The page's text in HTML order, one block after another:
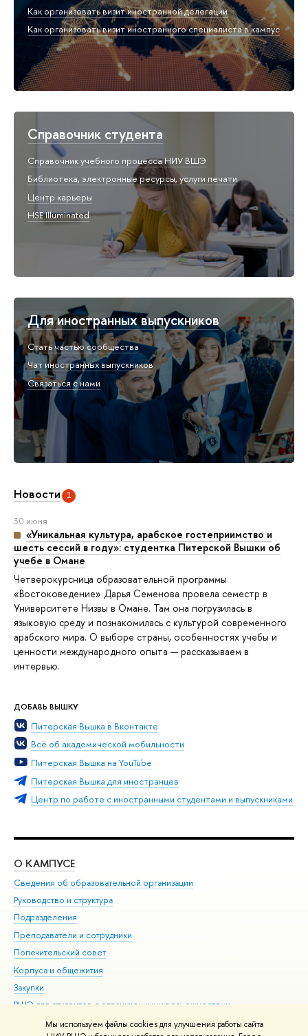
Мы используем файлы cookies для улучшения работы сайта
Новости 1
30 июня
«Уникальная культура, арабское гостеприимство и
шесть сессий в году»: студентка Питерской Вышки об
учебе в Омане
Четверокурсница образовательной программы
«Востоковедение» Дарья Семенова провела семестр в
Университете Низвы в Омане. Там она погрузилась в
языковую среду и познакомилась с культурой современного
арабского мира. О выборе страны, особенностях учебы и
ценности международного опыта — рассказываем в
интервью.
ДОБАВЬ ВЫШКУ
Питерская Вышка в Вконтакте
Всё об академической мобильности
Питерская Вышка на YouTube
Питерская Вышка для иностранцев
Центр по работе с иностранными студентами и выпускниками
Как организовать визит иностранной делегации
Как организовать визит иностранного специалиста в кампус
Справочник студента
Справочник учебного процесса НИУ ВШЭ
Библиотека, электронные ресурсы, услуги печати
Центр карьеры
HSE Illuminated
Для иностранных выпускников
Стать частью сообщества
Чат иностранных выпускников
Связаться с нами
О КАМПУСЕ
Сведения об образовательной организации
Руководство и структура
Подразделения
Преподаватели и сотрудники
Попечительский совет
Корпуса и общежития
Закупки
ВШЭ для студентов с ограниченными возможностями
здоровья и инвалидностью